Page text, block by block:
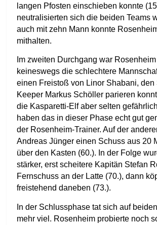
langen Pfosten einschieben konnte
neutralisierten sich die beiden Teams
auch mit zehn Mann konnte
mithalten.
Im zweiten Durchgang war
keineswegs die schlechtere
einen Freistoß von Linor Shabani, den
Keeper Markus Schöller parieren
die Kasparetti-Elf aber selten
haben das in dieser Phase echt gut
der Rosenheim-Trainer. Auf der
Andreas Jünger einen Schuss aus 20
über den Kasten (60.). In der Folge
stärker, erst scheitere Kapitän Stefan
Fernschuss an der Latte (70.), dann
freistehend daneben (73.).
In der Schlussphase tat sich auf
mehr viel. Rosenheim probierte noch